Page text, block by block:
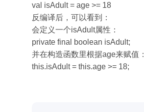
val isAdult = age >= 18
反编译后，可以看到：
会定义一个isAdult属性：
private final boolean isAdult;
并在构造函数里根据age来赋值：
this.isAdult = this.age >= 18;